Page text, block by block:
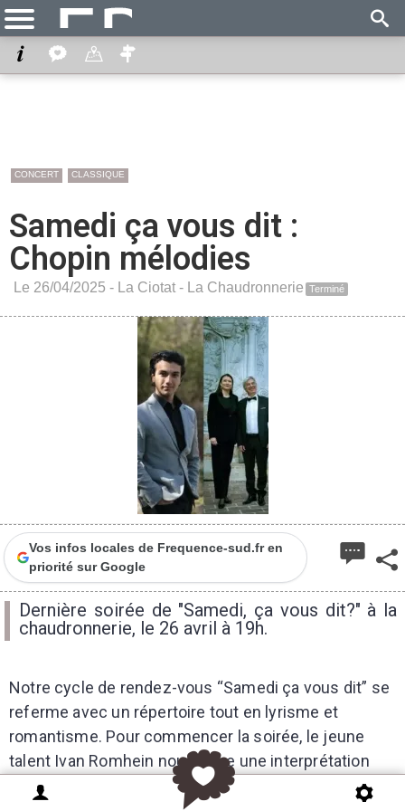
CONCERT CLASSIQUE
Samedi ça vous dit :
Chopin mélodies
Le 26/04/2025 - La Ciotat - La Chaudronnerie Terminé
Vos infos locales de Frequence-sud.fr en
priorité sur Google
Dernière soirée de "Samedi, ça vous dit?" à la
chaudronnerie, le 26 avril à 19h.
Notre cycle de rendez-vous “Samedi ça vous dit” se
referme avec un répertoire tout en lyrisme et
romantisme. Pour commencer la soirée, le jeune
talent Ivan Romhein nous offre une interprétation
sensible et délicate de la Sonate de Liszt. En